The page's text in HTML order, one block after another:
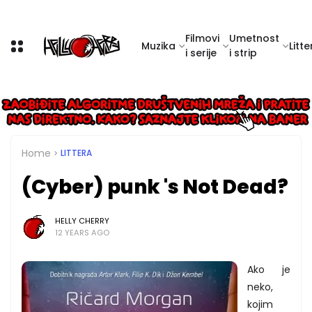
Muzika
Filmovi
i serije
Umetnost
i strip
Home LITTERA
(Cyber) punk 's Not Dead?
HELLY CHERRY
12 YEARS AGO
Ako je
neko,
kojim